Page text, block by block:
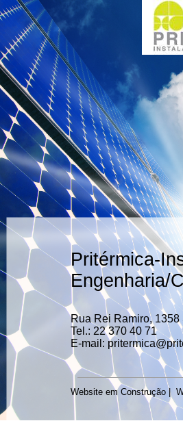
Pritérmica-
Engenharia/
Rua Rei Ramiro, 1358
Tel.: 22 370 40 71
E-mail:
Website em Construção |